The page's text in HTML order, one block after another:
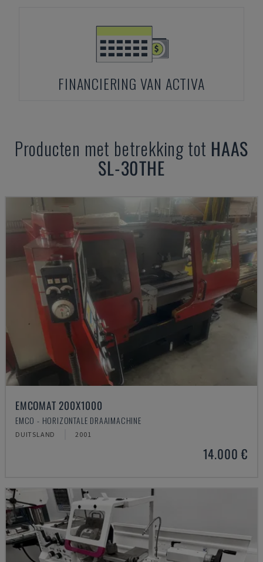
FINANCIERING VAN ACTIVA
Producten met betrekking tot HAAS
SL-30THE
EMCOMAT 200X1000
EMCO - HORIZONTALE DRAAIMACHINE
DUITSLAND 2001
14.000 €